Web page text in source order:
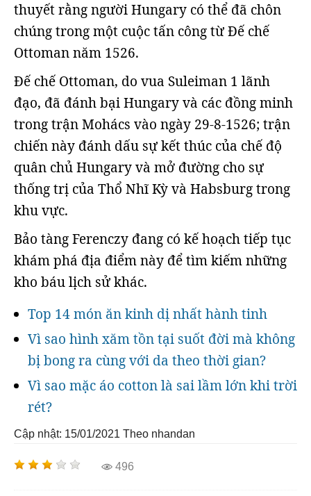
thuyết rằng người Hungary có thể đã chôn
chúng trong một cuộc tấn công từ Đế chế
Ottoman năm 1526.
Đế chế Ottoman, do vua Suleiman 1 lãnh
đạo, đã đánh bại Hungary và các đồng minh
trong trận Mohács vào ngày 29-8-1526; trận
chiến này đánh dấu sự kết thúc của chế độ
quân chủ Hungary và mở đường cho sự
thống trị của Thổ Nhĩ Kỳ và Habsburg trong
khu vực.
Bảo tàng Ferenczy đang có kế hoạch tiếp tục
khám phá địa điểm này để tìm kiếm những
kho báu lịch sử khác.
Top 14 món ăn kinh dị nhất hành tinh
Vì sao hình xăm tồn tại suốt đời mà không
bị bong ra cùng với da theo thời gian?
Vì sao mặc áo cotton là sai lầm lớn khi trời
rét?
Cập nhật: 15/01/2021 Theo nhandan
496